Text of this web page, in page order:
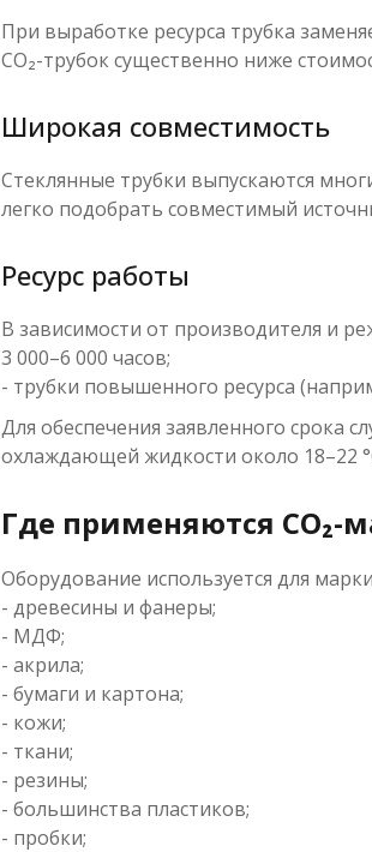
При выработке ресурса трубка
CO₂-трубок существенно ниже
Широкая совместимость
Стеклянные трубки выпускаются
легко подобрать совместимый
Ресурс работы
В зависимости от производителя и
3 000–6 000 часов;
- трубки повышенного ресурса
Для обеспечения заявленного срока
охлаждающей жидкости около 18–22
Где применяются CO₂-
Оборудование используется для
- древесины и фанеры;
- МДФ;
- акрила;
- бумаги и картона;
- кожи;
- ткани;
- резины;
- большинства пластиков;
- пробки;